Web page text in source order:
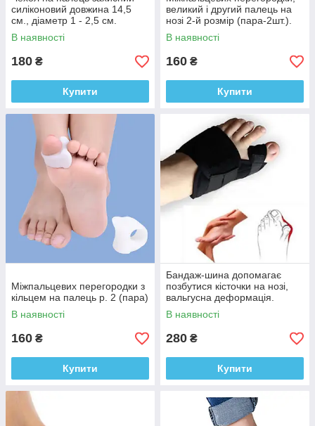
силіконовий довжина 14,5
см., діаметр 1 - 2,5 см.
В наявності
180 ₴
Купити
великий і другий палець на
нозі 2-й розмір (пара-2шт.).
В наявності
160 ₴
Купити
Міжпальцевих перегородки з
кільцем на палець р. 2 (пара)
В наявності
160 ₴
Купити
Бандаж-шина допомагає
позбутися кісточки на нозі,
вальгусна деформація.
В наявності
280 ₴
Купити